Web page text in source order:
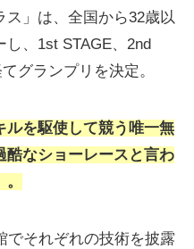
」は、全国から32歳以
、1st STAGE、2nd
グランプリを決定。
ルを駆使して競う唯一無
酷なショーレースと言わ
でそれぞれの技術を披露